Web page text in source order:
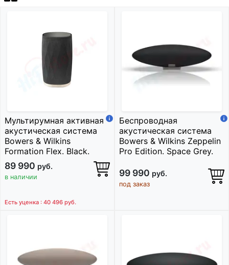
Мультирумная активная
акустическая система
Bowers & Wilkins
Formation Flex. Black.
89 990 руб.
в наличии
Есть уценка : 40 496 руб.
Беспроводная
акустическая система
Bowers & Wilkins Zeppelin
Pro Edition. Space Grey.
99 990 руб.
под заказ